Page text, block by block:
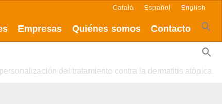
Empresas Quiénes somos Contacto
Català Español English
del tratamiento contra la dermatitis atòpica